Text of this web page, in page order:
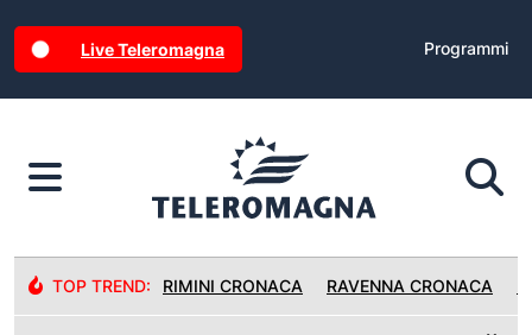
Live Teleromagna Programmi
TOP TREND: RIMINI CRONACA RAVENNA CRONACA